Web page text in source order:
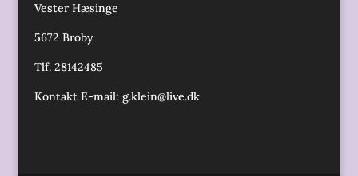
Vester Hæsinge
5672 Broby
Tlf. 28142485
Kontakt E-mail: g.klein@live.dk